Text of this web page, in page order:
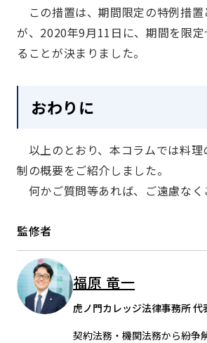
この措置は、期間限定の特例措置
が、2020年9月11日に、期間を限
ることが決まりました。
おわりに
以上のとおり、本コラムでは料理
制の概要をご紹介しました。
何かご質問等あれば、ご遠慮なく
監修者
福原 竜一
虎ノ門カレッジ法律事務所 代
契約法務・機関法務から紛争